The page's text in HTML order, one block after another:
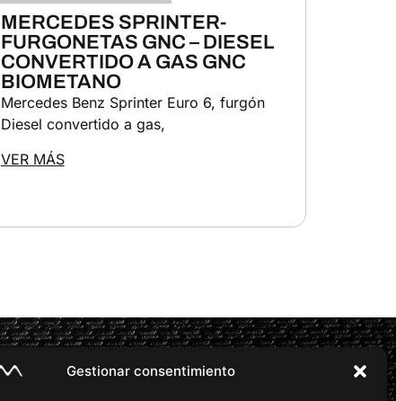
Gestionar consentimiento
MERCEDES SPRINTER-
FURGONETAS GNC – DIESEL
CONVERTIDO A GAS GNC
BIOMETANO
Mercedes Benz Sprinter Euro 6, furgón
Diesel convertido a gas,
VER MÁS